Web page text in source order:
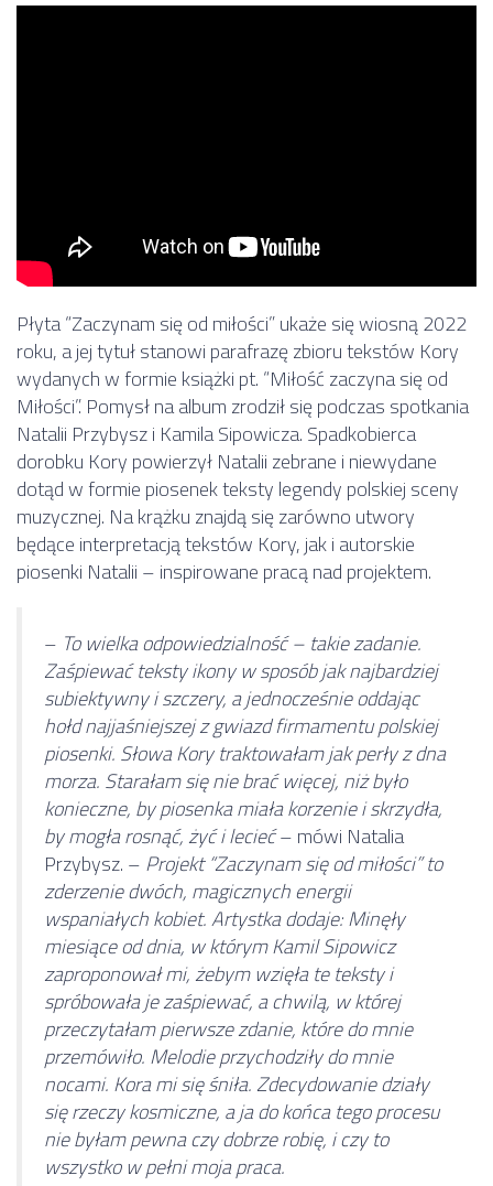
Płyta “Zaczynam się od miłości” ukaże się wiosną 2022
roku, a jej tytuł stanowi parafrazę zbioru tekstów Kory
wydanych w formie książki pt. “Miłość zaczyna się od
Miłości”. Pomysł na album zrodził się podczas spotkania
Natalii Przybysz i Kamila Sipowicza. Spadkobierca
dorobku Kory powierzył Natalii zebrane i niewydane
dotąd w formie piosenek teksty legendy polskiej sceny
muzycznej. Na krążku znajdą się zarówno utwory
będące interpretacją tekstów Kory, jak i autorskie
piosenki Natalii – inspirowane pracą nad projektem.
– To wielka odpowiedzialność – takie zadanie.
Zaśpiewać teksty ikony w sposób jak najbardziej
subiektywny i szczery, a jednocześnie oddając
hołd najjaśniejszej z gwiazd firmamentu polskiej
piosenki. Słowa Kory traktowałam jak perły z dna
morza. Starałam się nie brać więcej, niż było
konieczne, by piosenka miała korzenie i skrzydła,
by mogła rosnąć, żyć i lecieć– mówi Natalia
Przybysz. –Projekt “Zaczynam się od miłości” to
zderzenie dwóch, magicznych energii
wspaniałych kobiet. Artystka dodaje: Minęły
miesiące od dnia, w którym Kamil Sipowicz
zaproponował mi, żebym wzięła te teksty i
spróbowała je zaśpiewać, a chwilą, w której
przeczytałam pierwsze zdanie, które do mnie
przemówiło. Melodie przychodziły do mnie
nocami. Kora mi się śniła. Zdecydowanie działy
się rzeczy kosmiczne, a ja do końca tego procesu
nie byłam pewna czy dobrze robię, i czy to
wszystko w pełni moja praca.